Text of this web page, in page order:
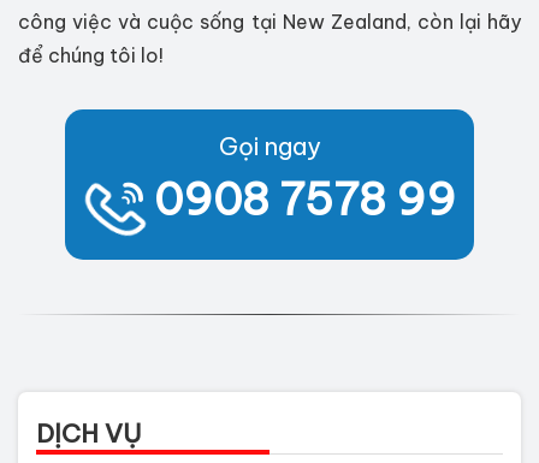
công việc và cuộc sống tại New Zealand, còn lại hãy
để chúng tôi lo!
Gọi ngay
0908 7578 99
DỊCH VỤ